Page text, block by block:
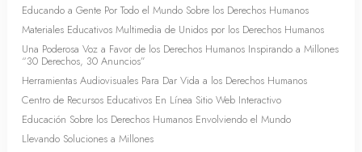
Educando a Gente Por Todo el Mundo Sobre los Derechos Humanos
Materiales Educativos Multimedia de Unidos por los Derechos Humanos
Una Poderosa Voz a Favor de los Derechos Humanos Inspirando a Millones
“30 Derechos, 30 Anuncios”
Herramientas Audiovisuales Para Dar Vida a los Derechos Humanos
Centro de Recursos Educativos En Línea Sitio Web Interactivo
Educación Sobre los Derechos Humanos Envolviendo el Mundo
Llevando Soluciones a Millones